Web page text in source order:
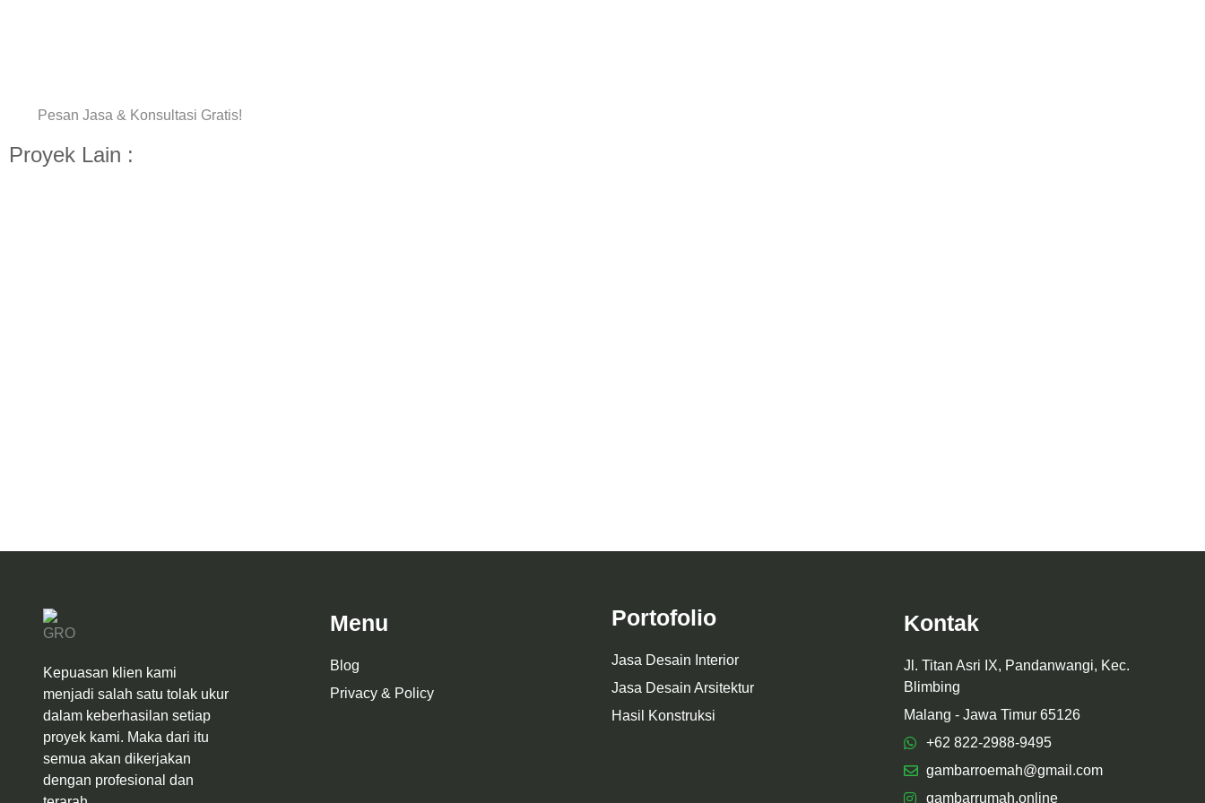
Pesan Jasa & Konsultasi Gratis!
Proyek Lain :
Kepuasan klien kami
menjadi salah satu tolak ukur
dalam keberhasilan setiap
proyek kami. Maka dari itu
semua akan dikerjakan
dengan profesional dan
Menu
Blog
Privacy & Policy
Portofolio
Jasa Desain Interior
Jasa Desain Arsitektur
Hasil Konstruksi
Kontak
Jl. Titan Asri IX, Pandanwangi, Kec.
Blimbing
Malang - Jawa Timur 65126
+62 822-2988-9495
gambarroemah@gmail.com
gambarrumah.online